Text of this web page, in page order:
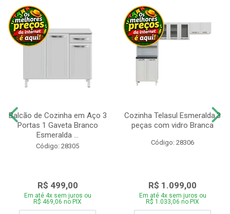
Balcão de Cozinha em Aço 3
Portas 1 Gaveta Branco
Esmeralda ...
Código: 28305
R$ 499,00
Em até 4x sem juros ou
R$ 469,06 no PIX
Cozinha Telasul Esmeralda.3
peças com vidro Branca
Código: 28306
R$ 1.099,00
Em até 4x sem juros ou
R$ 1.033,06 no PIX